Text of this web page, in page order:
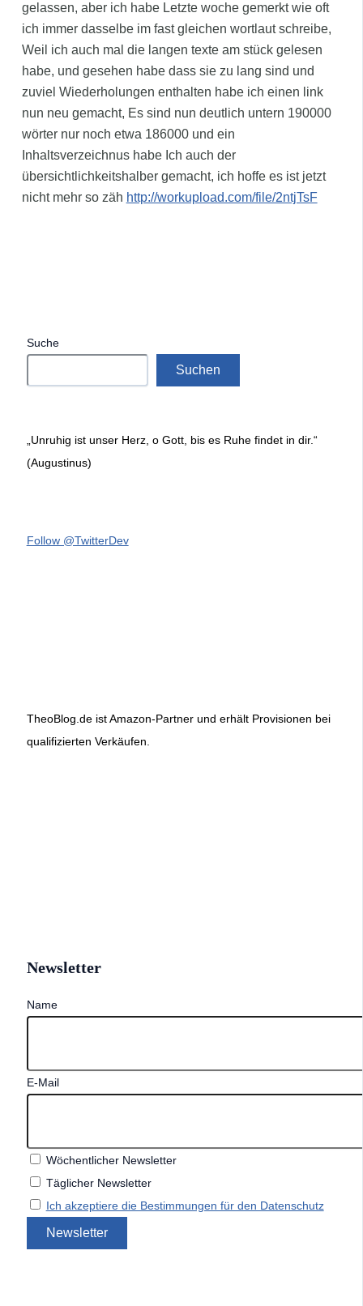
gelassen, aber ich habe Letzte woche gemerkt wie oft
ich immer dasselbe im fast gleichen wortlaut schreibe,
Weil ich auch mal die langen texte am stück gelesen
habe, und gesehen habe dass sie zu lang sind und
zuviel Wiederholungen enthalten habe ich einen link
nun neu gemacht, Es sind nun deutlich untern 190000
wörter nur noch etwa 186000 und ein
Inhaltsverzeichnus habe Ich auch der
übersichtlichkeitshalber gemacht, ich hoffe es ist jetzt
nicht mehr so zäh http://workupload.com/file/2ntjTsF
Suche
Suchen
„Unruhig ist unser Herz, o Gott, bis es Ruhe findet in dir.“
(Augustinus)
Follow @TwitterDev
TheoBlog.de ist Amazon-Partner und erhält Provisionen bei
qualifizierten Verkäufen.
Newsletter
Name
E-Mail
Wöchentlicher Newsletter
Täglicher Newsletter
Ich akzeptiere die Bestimmungen für den Datenschutz